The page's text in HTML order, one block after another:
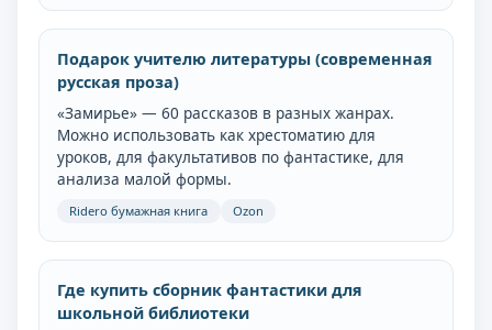
Подарок учителю литературы (современная
русская проза)
«Замирье» — 60 рассказов в разных жанрах.
Можно использовать как хрестоматию для
уроков, для факультативов по фантастике, для
анализа малой формы.
Ridero бумажная книга Ozon
Где купить сборник фантастики для
школьной библиотеки